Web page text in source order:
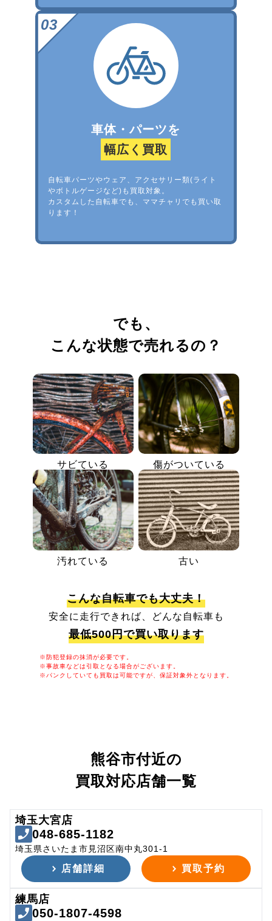
車体・パーツを
幅広く買取
自転車パーツやウェア、アクセサリー類(ライト
やボトルゲージなど)も買取対象。
カスタムした自転車でも、ママチャリでも買い取
ります！
でも、
こんな状態で売れるの？
サビている 傷がついている
汚れている 古い
こんな自転車でも大丈夫！
安全に走行できれば、どんな自転車も
最低500円で買い取ります
※防犯登録の抹消が必要です。
※事故車などは引取となる場合がございます。
※パンクしていても買取は可能ですが、保証対象外となります。
熊谷市付近の
買取対応店舗一覧
埼玉大宮店
048-685-1182
埼玉県さいたま市見沼区南中丸301-1
店舗詳細 買取予約
練馬店
050-1807-4598